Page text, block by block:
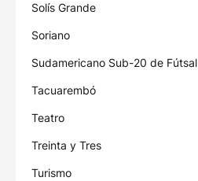
Solís Grande
Soriano
Sudamericano Sub-20 de Fútsal
Tacuarembó
Teatro
Treinta y Tres
Turismo